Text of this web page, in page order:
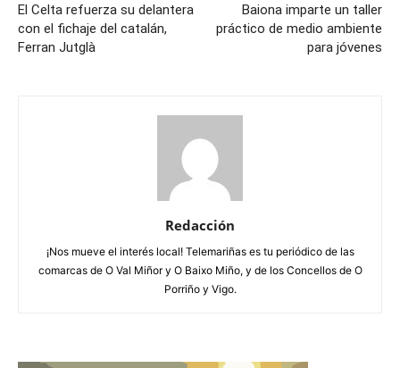
El Celta refuerza su delantera
con el fichaje del catalán,
Ferran Jutglà
Baiona imparte un taller
práctico de medio ambiente
para jóvenes
Redacción
¡Nos mueve el interés local! Telemariñas es tu periódico de las
comarcas de O Val Miñor y O Baixo Miño, y de los Concellos de O
Porriño y Vigo.